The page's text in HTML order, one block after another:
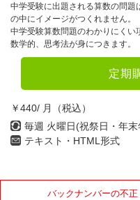
中学受験に出題される算数の問
の中にイメージがつくれません。
中学受験算数問題のわかりにくい
数学的、思考法が身につきます。
定期
￥440/ 月（税込）
毎週 火曜日(祝祭日・年
テキスト・HTML形式
バックナンバーの不